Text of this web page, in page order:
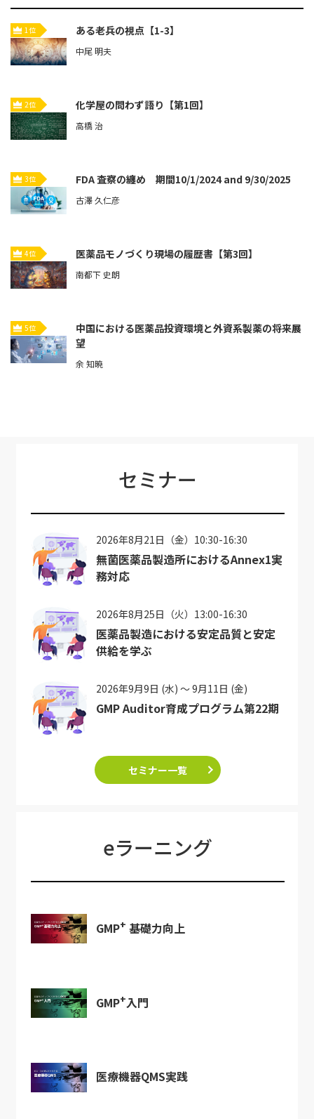
1位 ある老兵の視点【1-3】
中尾 明夫
2位 化学屋の問わず語り【第1回】
高橋 治
3位 FDA 査察の纏め 期間10/1/2024 and 9/30/2025
古澤 久仁彦
4位 医薬品モノづくり現場の履歴書【第3回】
南都下 史朗
5位
中国における医薬品投資環境と外資系製薬の将来展
望
余 知暁
セミナー
2026年8月21日（金）10:30-16:30
無菌医薬品製造所におけるAnnex1実
務対応
2026年8月25日（火）13:00-16:30
医薬品製造における安定品質と安定
供給を学ぶ
2026年9月9日 (水) ～ 9月11日 (金)
GMP Auditor育成プログラム第22期
セミナー一覧
eラーニング
GMP+ 基礎力向上
GMP+入門
医療機器QMS実践